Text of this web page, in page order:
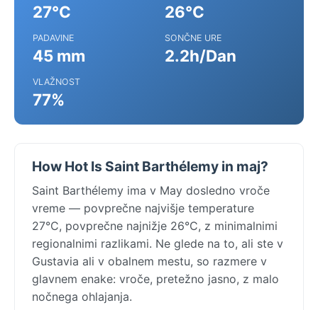
27°C 26°C
PADAVINE
45 mm
SONČNE URE
2.2h/Dan
VLAŽNOST
77%
How Hot Is Saint Barthélemy in maj?
Saint Barthélemy ima v May dosledno vroče
vreme — povprečne najvišje temperature
27°C, povprečne najnižje 26°C, z minimalnimi
regionalnimi razlikami. Ne glede na to, ali ste v
Gustavia ali v obalnem mestu, so razmere v
glavnem enake: vroče, pretežno jasno, z malo
nočnega ohlajanja.